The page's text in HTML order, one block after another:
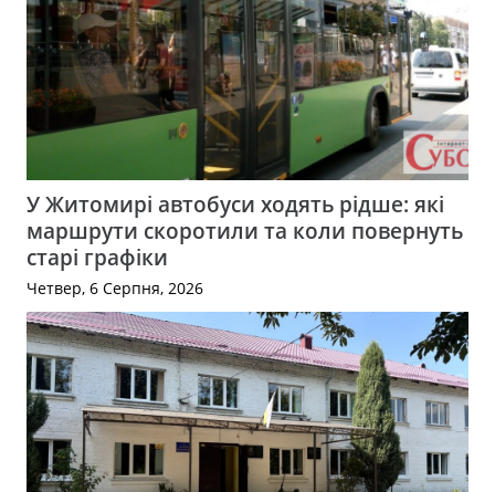
У Житомирі автобуси ходять рідше: які
маршрути скоротили та коли повернуть
старі графіки
Четвер, 6 Серпня, 2026